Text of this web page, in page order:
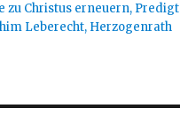
zu Christus erneuern, Predigt
Leberecht, Herzogenrath